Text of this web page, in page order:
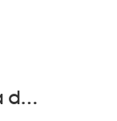
GoodAfter no “Linha da Frente” RTP